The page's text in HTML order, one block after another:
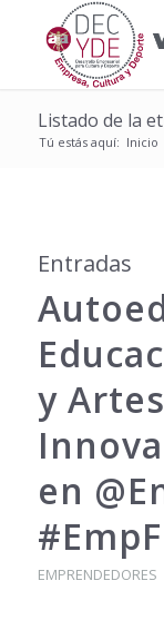
Listado de la
Tú estás aquí: Inicio
Entradas
y
en
EMPRENDEDORES